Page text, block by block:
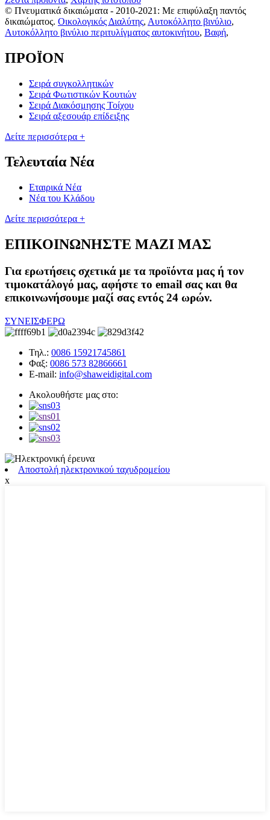
© Πνευματικά δικαιώματα - 2010-2021: Με επιφύλαξη παντός
δικαιώματος. Οικολογικός Διαλύτης, Αυτοκόλλητο βινύλιο,
Αυτοκόλλητο βινύλιο περιτυλίγματος αυτοκινήτου, Βαφή,
ΠΡΟΪΟΝ
Σειρά συγκολλητικών
Σειρά Φωτιστικών Κουτιών
Σειρά Διακόσμησης Τοίχου
Σειρά αξεσουάρ επίδειξης
Δείτε περισσότερα +
Τελευταία Νέα
Εταιρικά Νέα
Νέα του Κλάδου
Δείτε περισσότερα +
ΕΠΙΚΟΙΝΩΝΗΣΤΕ ΜΑΖΙ ΜΑΣ
Για ερωτήσεις σχετικά με τα προϊόντα μας ή τον
τιμοκατάλογό μας, αφήστε το email σας και θα
επικοινωνήσουμε μαζί σας εντός 24 ωρών.
ΣΥΝΕΙΣΦΕΡΩ
Τηλ.: 0086 15921745861
Φαξ: 0086 573 82866661
E-mail: info@shaweidigital.com
Ακολουθήστε μας στο:
Αποστολή ηλεκτρονικού ταχυδρομείου
x